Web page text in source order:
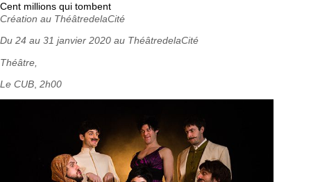
Cent millions qui tombent
Création au ThéâtredelaCité
Du 24 au 31 janvier 2020 au ThéâtredelaCité
Théâtre,
Le CUB 2h00